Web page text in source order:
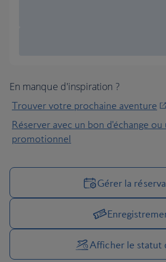
En manque d'inspiration ?
Trouver votre prochaine aventure
Réserver avec un bon d'échange ou
promotionnel
Gérer vos options de voyage
Gérer la
Afficher le statut